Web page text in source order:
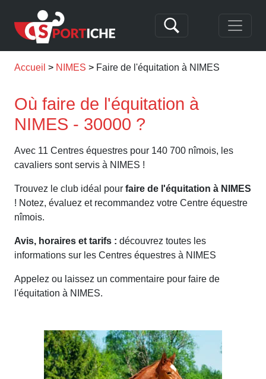
Accueil NIMES Faire de l'équitation à NIMES
Où faire de l'équitation à
NIMES - 30000 ?
Avec 11 Centres équestres pour 140 700 nîmois, les
cavaliers sont servis à NIMES !
Trouvez le club idéal pour faire de l'équitation à NIMES
! Notez, évaluez et recommandez votre Centre équestre
nîmois.
Avis, horaires et tarifs : découvrez toutes les
informations sur les Centres équestres à NIMES
Appelez ou laissez un commentaire pour faire de
l'équitation à NIMES.